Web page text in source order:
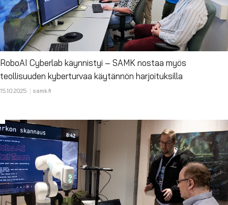
RoboAI Cyberlab käynnistyi – SAMK nostaa myös
teollisuuden kyberturvaa käytännön harjoituksilla
15.10.2025 samk.fi